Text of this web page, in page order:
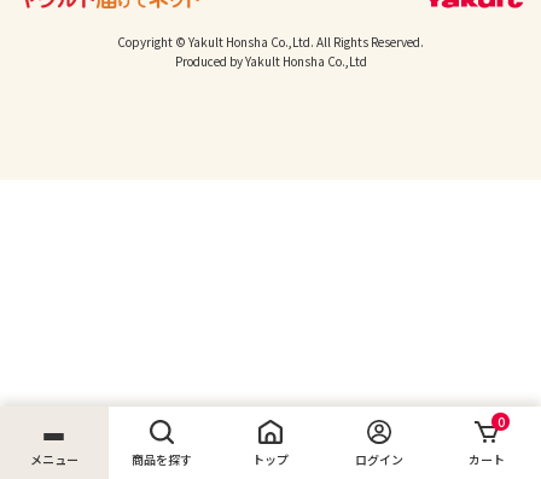
メニュー 商品を探す トップ ログイン
0
カート
Copyright © Yakult Honsha Co.,Ltd. All Rights Reserved.
Produced by Yakult Honsha Co.,Ltd